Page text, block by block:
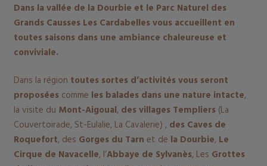
Dans la vallée de la Dourbie et le Parc Naturel des
Grands Causses Les Cardabelles vous accueillent en
toutes saisons dans une ambiance chaleureuse et
conviviale.
Dans la région toutes sortes d’activités vous seront
proposéescomme les balades dans une nature intacte,
la visite du Mont-Aigoual, des villages Templiers(La
Couvertoirade, St-Eulalie, La Cavalerie) , des Caves de
Roquefort, des Gorges du Tarn et de la Dourbie, Le
Cirque de Navacelle, l’Abbaye de Sylvanès, Les Grottes